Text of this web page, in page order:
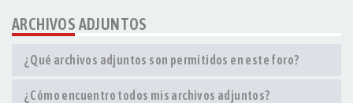
ARCHIVOS ADJUNTOS
¿Qué archivos adjuntos son permitidos en este foro?
¿Cómo encuentro todos mis archivos adjuntos?